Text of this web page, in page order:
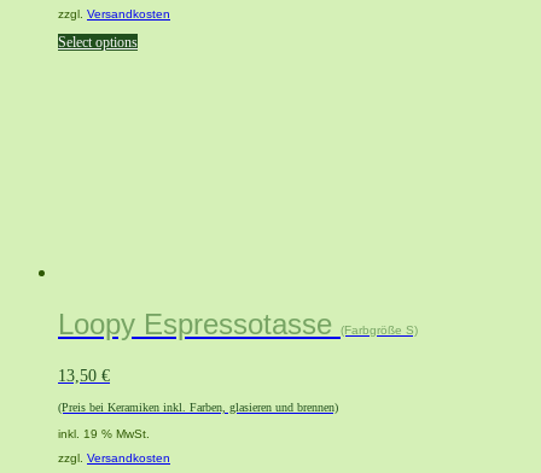
zzgl. Versandkosten
Select options
Loopy Espressotasse (Farbgröße S)
13,50 €
(Preis bei Keramiken inkl. Farben, glasieren und brennen)
inkl. 19 % MwSt.
zzgl. Versandkosten